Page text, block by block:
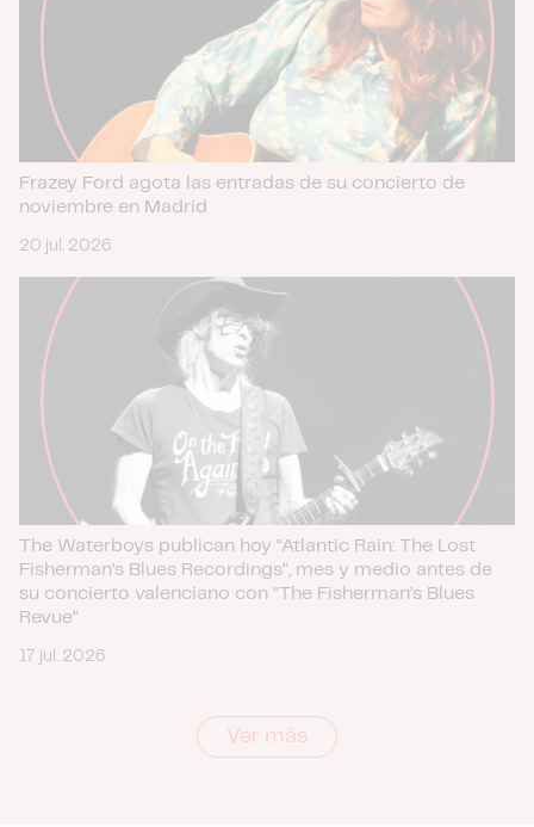
Frazey Ford agota las entradas de su concierto de
noviembre en Madrid
20 jul. 2026
The Waterboys publican hoy “Atlantic Rain: The Lost
Fisherman’s Blues Recordings”, mes y medio antes de
su concierto valenciano con “The Fisherman’s Blues
Revue”
17 jul. 2026
Ver más